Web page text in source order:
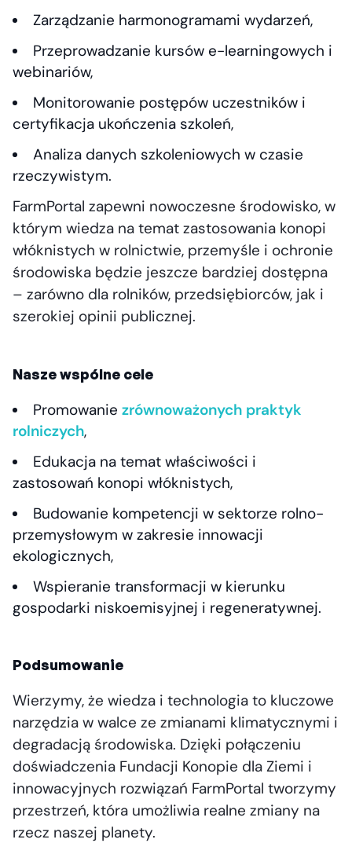
Zarządzanie harmonogramami wydarzeń,
Przeprowadzanie kursów e-learningowych i
webinariów,
Monitorowanie postępów uczestników i
certyfikacja ukończenia szkoleń,
Analiza danych szkoleniowych w czasie
rzeczywistym.
FarmPortal zapewni nowoczesne środowisko, w
którym wiedza na temat zastosowania konopi
włóknistych w rolnictwie, przemyśle i ochronie
środowiska będzie jeszcze bardziej dostępna
– zarówno dla rolników, przedsiębiorców, jak i
szerokiej opinii publicznej.
Nasze wspólne cele
Promowanie zrównoważonych praktyk
rolniczych,
Edukacja na temat właściwości i
zastosowań konopi włóknistych,
Budowanie kompetencji w sektorze rolno-
przemysłowym w zakresie innowacji
ekologicznych,
Wspieranie transformacji w kierunku
gospodarki niskoemisyjnej i regeneratywnej.
Podsumowanie
Wierzymy, że wiedza i technologia to kluczowe
narzędzia w walce ze zmianami klimatycznymi i
degradacją środowiska. Dzięki połączeniu
doświadczenia Fundacji Konopie dla Ziemi i
innowacyjnych rozwiązań FarmPortal tworzymy
przestrzeń, która umożliwia realne zmiany na
rzecz naszej planety.